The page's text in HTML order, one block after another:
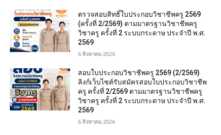
ตรวจสอบสิทธิ์ใบประกอบวิชาชีพครู 2569
(ครั้งที่ 2/2569) ตามมาตรฐานวิชาชีพครู
วิชาครู ครั้งที่ 2 ระบบกระดาษ ประจำปี พ.ศ.
2569
6 สิงหาคม 2026
สอบใบประกอบวิชาชีพครู 2569 (2/2569)
ลิงก์เว็บไซต์รับสมัครสอบใบประกอบวิชาชีพ
ครู ครั้งที่ 2/2569 ตามมาตรฐานวิชาชีพครู
วิชาครู ครั้งที่ 2 ระบบกระดาษ ประจำปี พ.ศ.
2569
6 สิงหาคม 2026